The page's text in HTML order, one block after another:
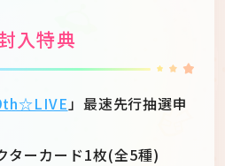
入特典
」最速先行抽選申
ターカード1枚(全5種)